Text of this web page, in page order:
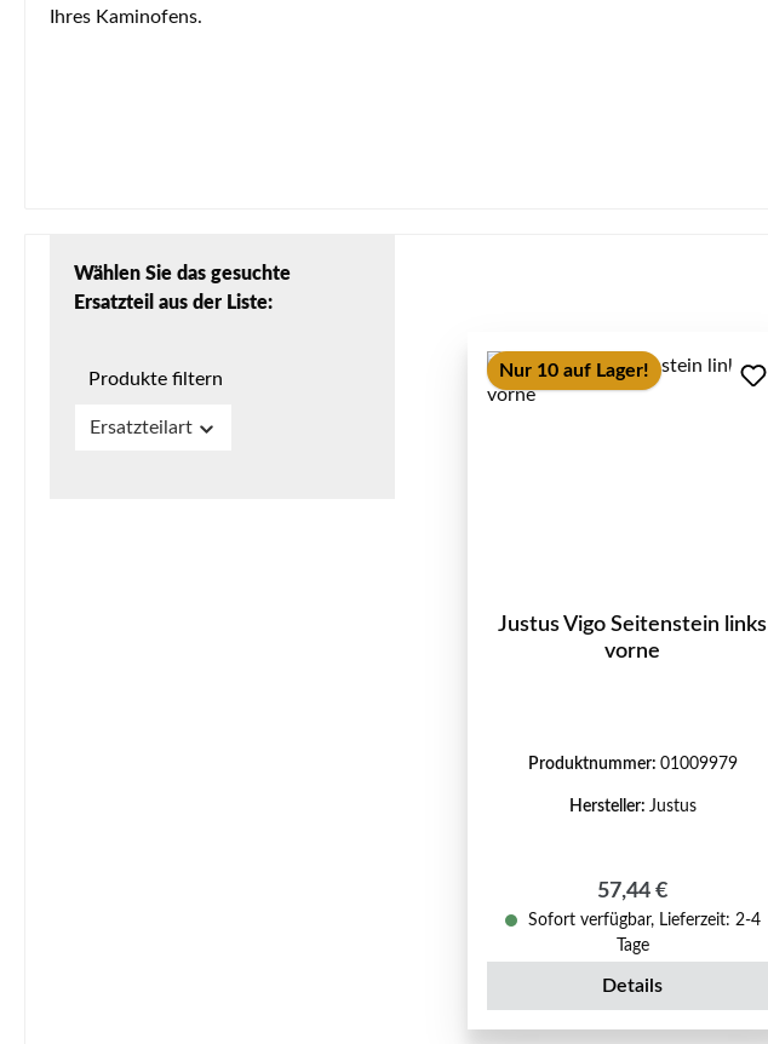
Ihres Kaminofens.
Wählen Sie das gesuchte
Ersatzteil aus der Liste:
Produkte filtern
Ersatzteilart
Nur 10 auf Lager!
Justus Vigo Seitenstein links
vorne
Produktnummer: 01009979
Hersteller: Justus
Regulärer Preis:
57,44 €
Sofort verfügbar, Lieferzeit: 2-4
Tage
Details